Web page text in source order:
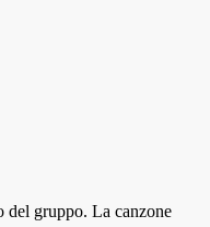
del gruppo. La canzone